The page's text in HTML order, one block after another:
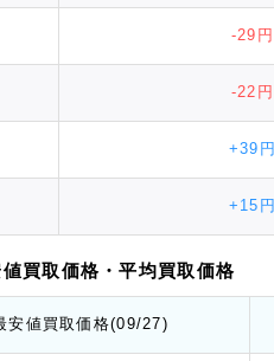
-29円
-22円
+39円
+15円
買取価格 ・平均買取価格
安値買取価格(09/27)